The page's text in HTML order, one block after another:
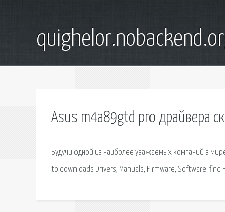
Asus m4a89gtd pro драйвера
Будучи одной из наиболее уважаемых компаний в
to downloads Drivers, Manuals, Firmware, Software; find